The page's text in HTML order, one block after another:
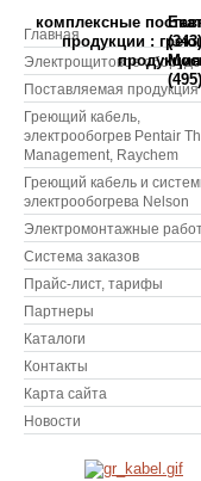
комплексные
продукции :
Главная
Электрощитовое
Поставляемая продукция
Греющий кабель,
электрообогрев Pentair
Management, Raychem
Греющий кабель и
электрообогрева Nelson
Электромонтажные
Система заказов
Прайс-лист, тарифы
Партнеры
Каталоги
Контакты
Карта сайта
Новости